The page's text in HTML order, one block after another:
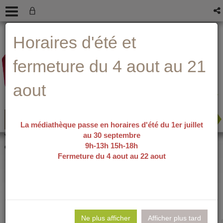
menu
contenu
recherche
Vous êtes ici :
Détail du
document
Noir comme
Horaires d'été et
fermeture du 4 aout au 21
aout
La médiathèque passe en horaires d'été du 1er juillet
au 30 septembre
9h-13h 15h-18h
Fermeture du 4 aout au 22 aout
Ne plus afficher Afficher plus tard